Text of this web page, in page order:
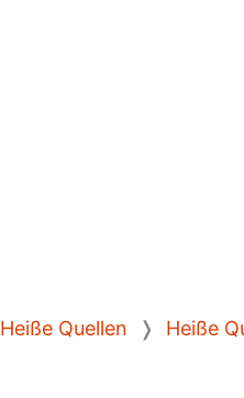
Heiße Quellen ❭ Heiße